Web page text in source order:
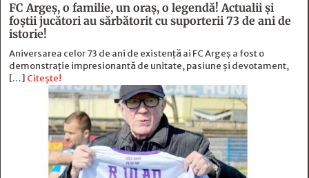
FC Argeş, o familie, un oraș, o legendă! Actualii şi
foştii jucători au sărbătorit cu suporterii 73 de ani de
istorie!
Aniversarea celor 73 de ani de existență ai FC Argeș a fost o
demonstrație impresionantă de unitate, pasiune și devotament,
[…] Citește!